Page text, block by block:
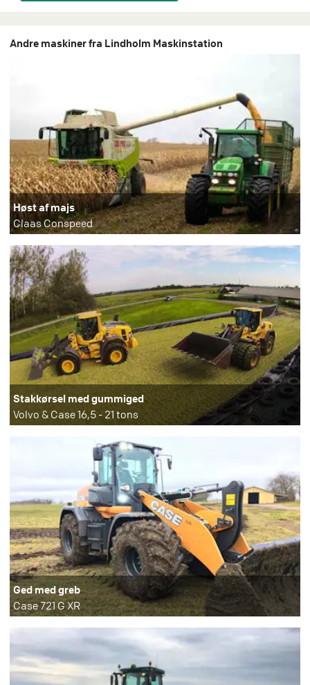
Andre maskiner fra Lindholm Maskinstation
Høst af majs
Claas Conspeed
Stakkørsel med gummiged
Volvo & Case 16,5 - 21 tons
Ged med greb​
Case 721 G XR